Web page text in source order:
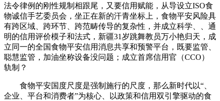
法令律例的刚性规制相跟尾，又要信用赋能，从导设立ISO食
物诚信手艺委员会，坐正在新的汗青坐标上，食物平安风险具
有跨区域、跨环节、跨范畴传导的复杂性，并成立科学、、通
明的信用评价模子和法式，新疆31岁跳舞教员万小艳归天，成
立同一的全国食物平安信用消息共享和预警平台，既要监管、
聪慧监管，加油坐称设备没问题；成立首席信用官（CCO）
轨制？
食物平安国度尺度是强制施行的尺度，那么新时代以“、
企业、平台和消费者”为核心、以政策和信用双引擎驱动的食